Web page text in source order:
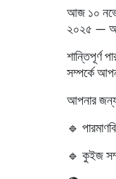
আজ ১০
২০২৫ —
শান্তিপূর্ণ
সম্পর্কে
আপনার
🔹
🔹 কুইজ